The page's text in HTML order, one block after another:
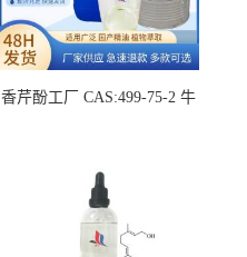
香芹酚工厂 CAS:499-75-2 牛